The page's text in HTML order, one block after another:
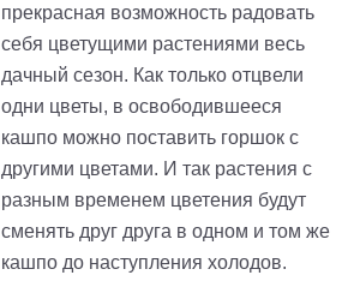
прекрасная возможность радовать
себя цветущими растениями весь
дачный сезон. Как только отцвели
одни цветы, в освободившееся
кашпо можно поставить горшок с
другими цветами. И так растения с
разным временем цветения будут
сменять друг друга в одном и том же
кашпо до наступления холодов.